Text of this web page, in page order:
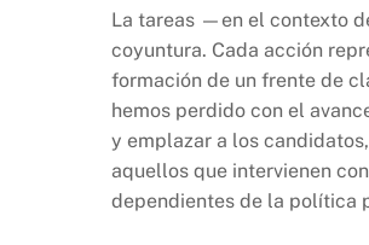
La tareas —en el contexto
coyuntura. Cada acción
formación de un frente de
hemos perdido con el
y emplazar a los
aquellos que intervienen
dependientes de la política